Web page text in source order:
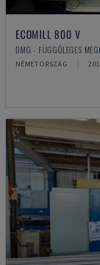
ECOMILL 800 V
DMG - FÜGGŐLEGES
NÉMETORSZÁG